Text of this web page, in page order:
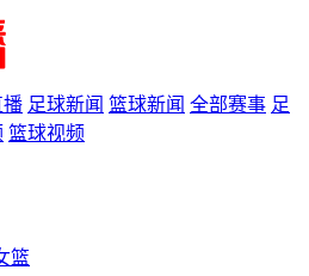
播 足球新闻 篮球新闻 全部赛事 足
篮球视频
篮